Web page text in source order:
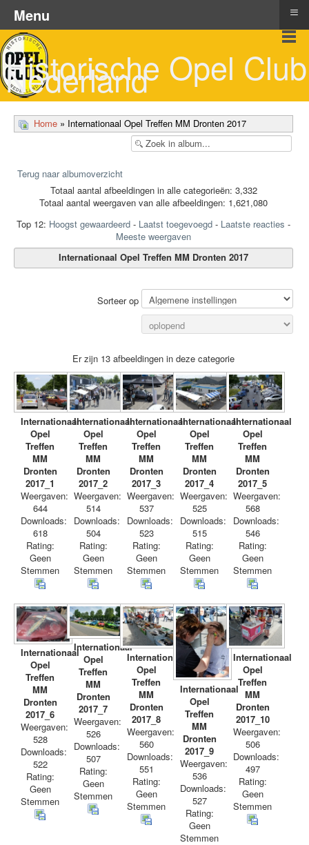
Historische Opel Club
Nederland
Home » Internationaal Opel Treffen MM Dronten 2017
Terug naar albumoverzicht
Totaal aantal afbeeldingen in alle categorieën: 3,332
Totaal aantal weergaven van alle afbeeldingen: 1,621,080
Top 12: Hoogst gewaardeerd - Laatst toegevoegd - Laatste reacties -
Meeste weergaven
Internationaal Opel Treffen MM Dronten 2017
Sorteer op
Er zijn 13 afbeeldingen in deze categorie
Internationaal
Opel
Treffen
MM
Dronten
2017_1
Weergaven:
644
Downloads:
618
Rating:
Geen
Stemmen
Internationaal
Opel
Treffen
MM
Dronten
2017_2
Weergaven:
514
Downloads:
504
Rating:
Geen
Stemmen
Internationaal
Opel
Treffen
MM
Dronten
2017_3
Weergaven:
537
Downloads:
523
Rating:
Geen
Stemmen
Internationaal
Opel
Treffen
MM
Dronten
2017_4
Weergaven:
525
Downloads:
515
Rating:
Geen
Stemmen
Internationaal
Opel
Treffen
MM
Dronten
2017_5
Weergaven:
568
Downloads:
546
Rating:
Geen
Stemmen
Internationaal
Opel
Treffen
MM
Dronten
2017_6
Weergaven:
528
Downloads:
522
Rating:
Geen
Stemmen
Internationaal
Opel
Treffen
MM
Dronten
2017_7
Weergaven:
526
Downloads:
507
Rating:
Geen
Stemmen
Internationaal
Opel
Treffen
MM
Dronten
2017_8
Weergaven:
560
Downloads:
551
Rating:
Geen
Stemmen
Internationaal
Opel
Treffen
MM
Dronten
2017_9
Weergaven:
536
Downloads:
527
Rating:
Geen
Stemmen
Internationaal
Opel
Treffen
MM
Dronten
2017_10
Weergaven:
506
Downloads:
497
Rating:
Geen
Stemmen
Menu ≡